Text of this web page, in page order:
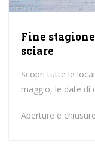
Fine
sciare
Scopri tutte le
maggio, le date di
Aperture e chiusure